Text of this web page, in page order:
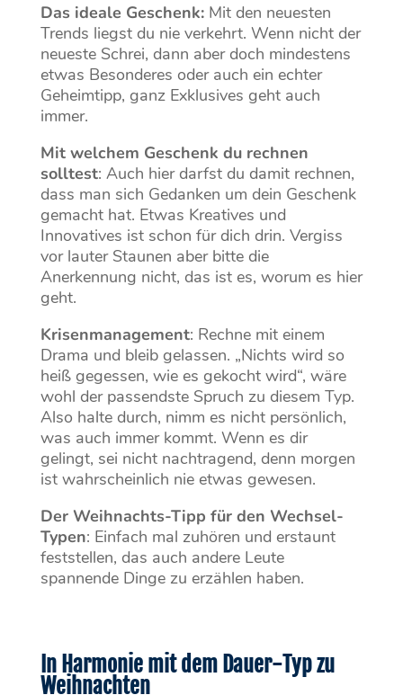
Das ideale Geschenk:Mit den neuesten
Trends liegst du nie verkehrt. Wenn nicht der
neueste Schrei, dann aber doch mindestens
etwas Besonderes oder auch ein echter
Geheimtipp, ganz Exklusives geht auch
immer.
Mit welchem Geschenk du rechnen
solltest: Auch hier darfst du damit rechnen,
dass man sich Gedanken um dein Geschenk
gemacht hat. Etwas Kreatives und
Innovatives ist schon für dich drin. Vergiss
vor lauter Staunen aber bitte die
Anerkennung nicht, das ist es, worum es hier
geht.
Krisenmanagement: Rechne mit einem
Drama und bleib gelassen. „Nichts wird so
heiß gegessen, wie es gekocht wird“, wäre
wohl der passendste Spruch zu diesem Typ.
Also halte durch, nimm es nicht persönlich,
was auch immer kommt. Wenn es dir
gelingt, sei nicht nachtragend, denn morgen
ist wahrscheinlich nie etwas gewesen.
Der Weihnachts-Tipp für den Wechsel-
Typen: Einfach mal zuhören und erstaunt
feststellen, das auch andere Leute
spannende Dinge zu erzählen haben.
In Harmonie mit dem Dauer-Typ zu
Weihnachten